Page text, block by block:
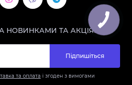
НОВИНКАМИ ТА АКЦІЯМИ:
Підпишіться
та оплата і згоден з вимогами